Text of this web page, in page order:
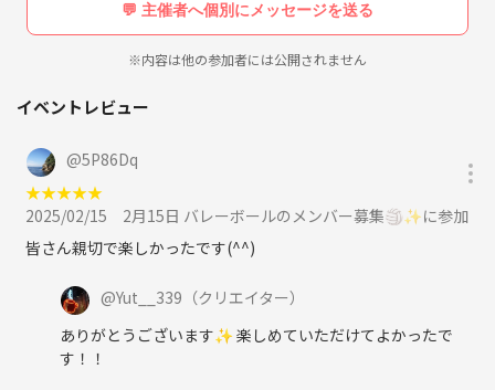
💬 主催者へ個別にメッセージを送る
※内容は他の参加者には公開されません
イベントレビュー
@5P86Dq
★★★★★
2025/02/15
2月15日 バレーボールのメンバー募集🏐✨に参加
皆さん親切で楽しかったです(^^)
@Yut__339 （クリエイター）
ありがとうございます✨ 楽しめていただけてよかったで
す！！